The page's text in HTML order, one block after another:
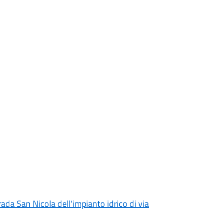
San Nicola dell'impianto idrico di via